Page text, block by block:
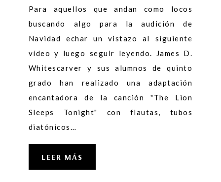
Para aquellos que andan como locos
buscando algo para la audición de
Navidad echar un vistazo al siguiente
vídeo y luego seguir leyendo. James D.
Whitescarver y sus alumnos de quinto
grado han realizado una adaptación
encantadora de la canción "The Lion
Sleeps Tonight" con flautas, tubos
diatónicos…
LEER MÁS